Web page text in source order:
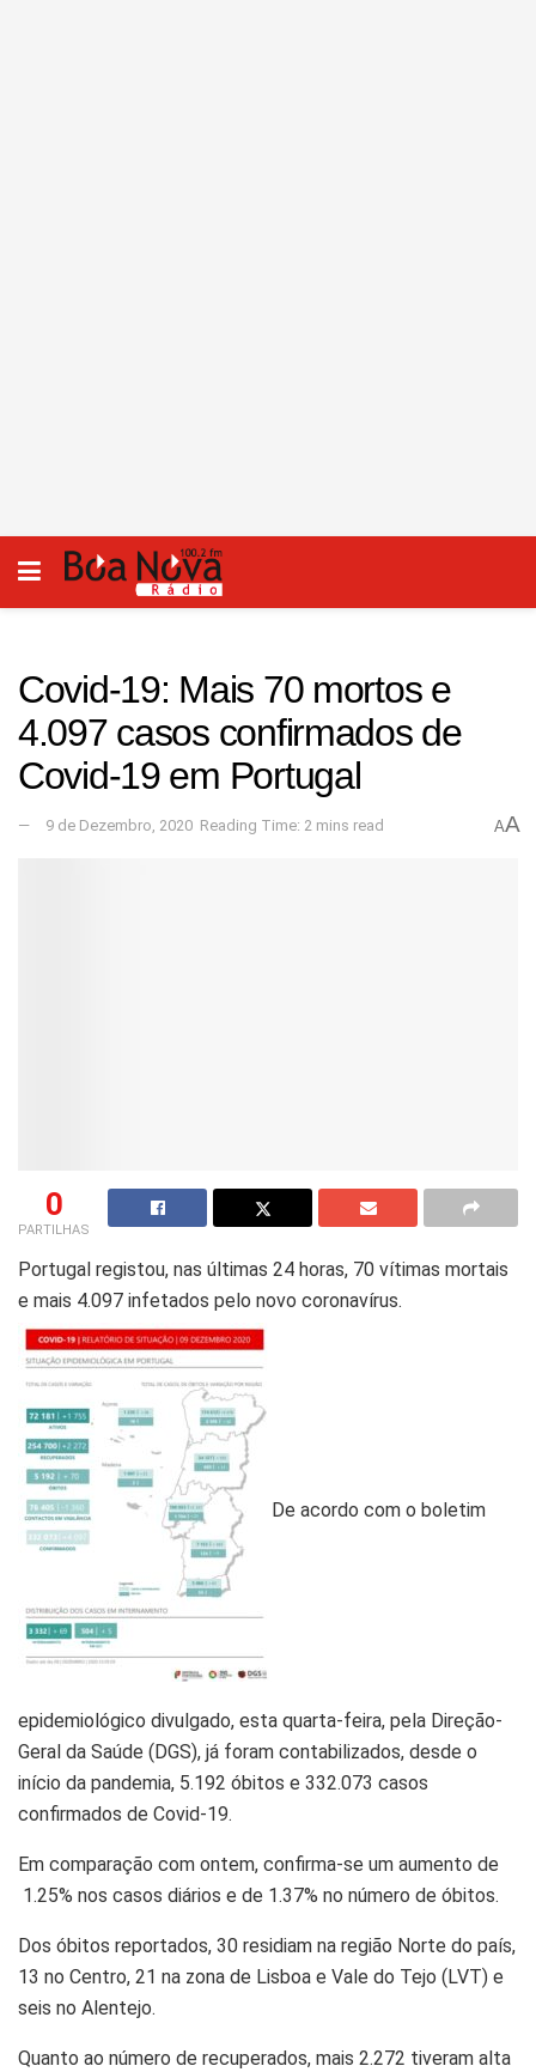
Covid-19: Mais 70 mortos e
4.097 casos confirmados de
Covid-19 em Portugal
9 de Dezembro, 2020 Reading Time: 2 mins read AA
0
PARTILHAS
Portugal registou, nas últimas 24 horas, 70 vítimas mortais
e mais 4.097 infetados pelo novo coronavírus.
De acordo com o boletim
epidemiológico divulgado, esta quarta-feira, pela Direção-
Geral da Saúde (DGS), já foram contabilizados, desde o
início da pandemia, 5.192 óbitos e 332.073 casos
confirmados de Covid-19.
Em comparação com ontem, confirma-se um aumento de
1.25% nos casos diários e de 1.37% no número de óbitos.
Dos óbitos reportados, 30 residiam na região Norte do país,
13 no Centro, 21 na zona de Lisboa e Vale do Tejo (LVT) e
seis no Alentejo.
Quanto ao número de recuperados, mais 2.272 tiveram alta